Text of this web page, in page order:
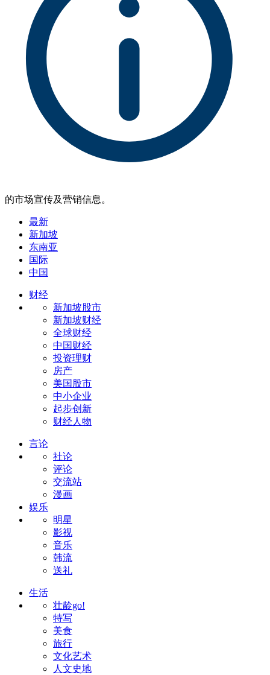
的市场宣传及营销信息。
最新
新加坡
东南亚
国际
中国
财经
新加坡股市
新加坡财经
全球财经
中国财经
投资理财
房产
美国股市
中小企业
起步创新
财经人物
言论
社论
评论
交流站
漫画
娱乐
明星
影视
音乐
韩流
送礼
生活
壮龄go!
特写
美食
旅行
文化艺术
人文史地